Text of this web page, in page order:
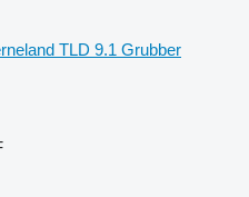
TLD 9.1 Grubber